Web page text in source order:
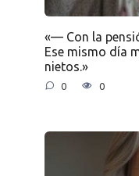
«— Con la
Ese mismo día
nietos.»
0 0